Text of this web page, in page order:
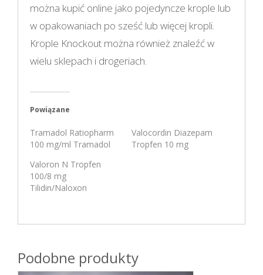
można kupić online jako pojedyncze krople lub
w opakowaniach po sześć lub więcej kropli.
Krople Knockout można również znaleźć w
wielu sklepach i drogeriach.
Powiązane
Tramadol Ratiopharm
100 mg/ml Tramadol
Valocordin Diazepam
Tropfen 10 mg
Valoron N Tropfen
100/8 mg
Tilidin/Naloxon
Podobne produkty